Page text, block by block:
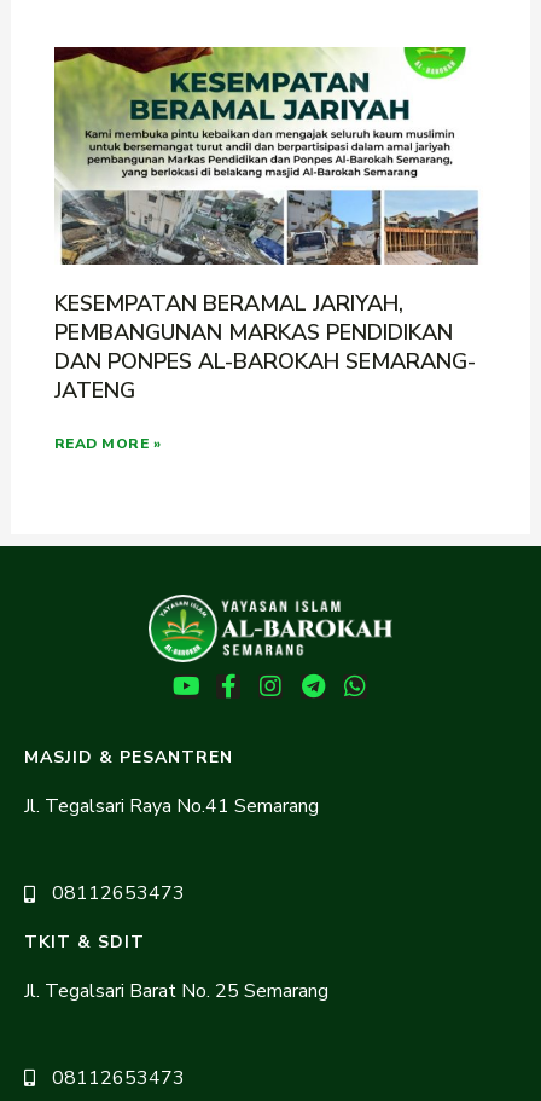
KESEMPATAN BERAMAL JARIYAH,
PEMBANGUNAN MARKAS PENDIDIKAN
DAN PONPES AL-BAROKAH SEMARANG-
JATENG
READ MORE »
MASJID & PESANTREN
Jl. Tegalsari Raya No.41 Semarang
08112653473
TKIT & SDIT
Jl. Tegalsari Barat No. 25 Semarang
08112653473